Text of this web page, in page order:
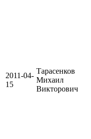
2011-04-
15
Тарасенков
Михаил
Викторович